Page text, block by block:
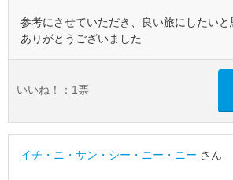
参考にさせていただき、良い旅にしたいと
ありがとうございました
いいね！： 1 票
イチ・ニ・サン・シー・ニー・ニー さん